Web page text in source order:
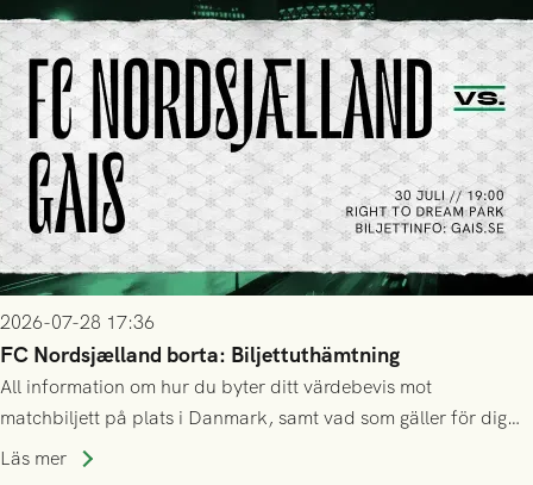
2026-07-28 17:36
FC Nordsjælland borta: Biljettuthämtning
All information om hur du byter ditt värdebevis mot
matchbiljett på plats i Danmark, samt vad som gäller för dig
som står på reservlista eller fått förhinder.
Läs mer